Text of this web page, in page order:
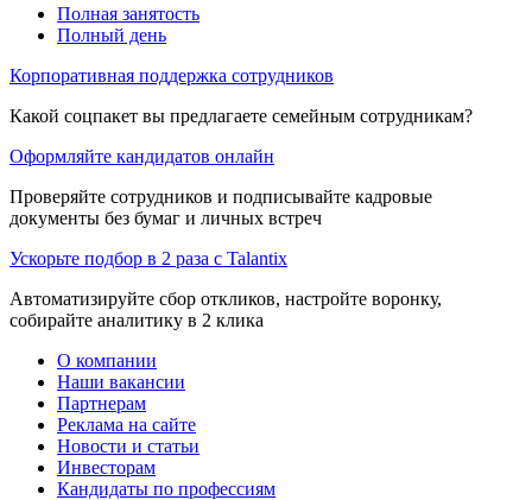
Полная занятость
Полный день
Корпоративная поддержка сотрудников
Какой соцпакет вы предлагаете семейным сотрудникам?
Оформляйте кандидатов онлайн
Проверяйте сотрудников и подписывайте кадровые
документы без бумаг и личных встреч
Ускорьте подбор в 2 раза с Talantix
Автоматизируйте сбор откликов, настройте воронку,
собирайте аналитику в 2 клика
О компании
Наши вакансии
Партнерам
Реклама на сайте
Новости и статьи
Инвесторам
Кандидаты по профессиям